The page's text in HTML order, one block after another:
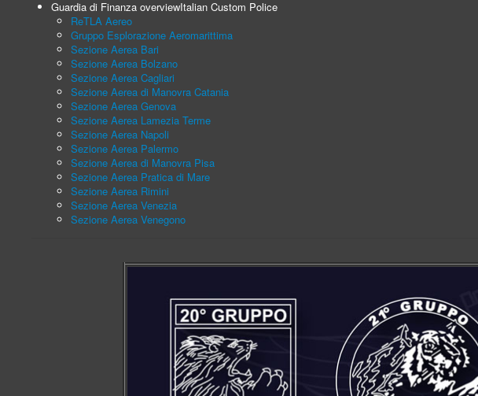
Guardia di Finanza overviewItalian Custom Police
ReTLA Aereo
Gruppo Esplorazione Aeromarittima
Sezione Aerea Bari
Sezione Aerea Bolzano
Sezione Aerea Cagliari
Sezione Aerea di Manovra Catania
Sezione Aerea Genova
Sezione Aerea Lamezia Terme
Sezione Aerea Napoli
Sezione Aerea Palermo
Sezione Aerea di Manovra Pisa
Sezione Aerea Pratica di Mare
Sezione Aerea Rimini
Sezione Aerea Venezia
Sezione Aerea Venegono